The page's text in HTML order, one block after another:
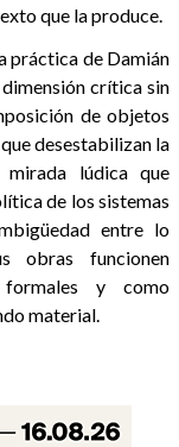
que la produce.
práctica de Damián
crítica sin
de objetos
desestabilizan la
mirada lúdica que
de los sistemas
entre lo
obras funcionen
formales y como
material.